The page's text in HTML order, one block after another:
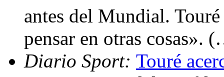
antes del Mundial.
pensar en otras cosas».
Diario Sport: Touré